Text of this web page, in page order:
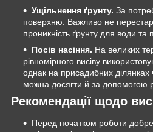
Ущільнення ґрунту. За
поверхню. Важливо не
проникність ґрунту для води та
Посів насіння. На великих
рівномірного висіву
однак на присадибних ділянках
можна досягти й за допомогою
Рекомендації щодо
Перед початком роботи